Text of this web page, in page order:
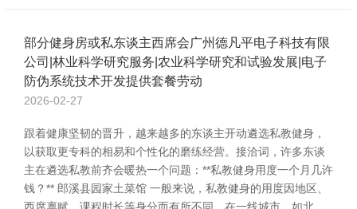
部分健身房或私东谈主西席会广州德凡平电子科技有限
公司|林业科学研究服务|农业科学研究和试验发展|电子
防伪系统技术开发提供套餐劳动
2026-02-27
跟着健康坚韧的晋升，越来越多的东谈主开动遴选私教健身，
以获取更专科的相易和个性化的磨练经营。接洽词，许多东谈
主在遴选私教前齐会暖热一个问题：**私教健身用度一个月几许
钱？** 郎溪县园家土菜馆 一般来说，私教健身的用度因地区、